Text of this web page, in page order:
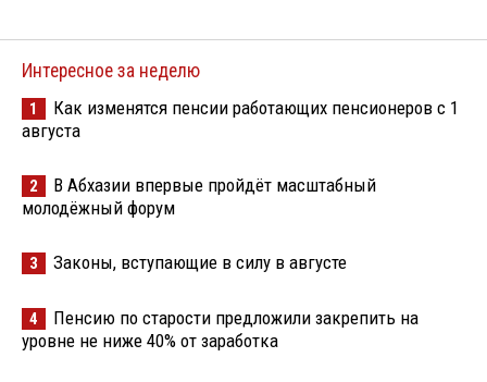
Интересное за неделю
1
Как изменятся пенсии работающих пенсионеров с 1
августа
2
В Абхазии впервые пройдёт масштабный
молодёжный форум
3 Законы, вступающие в силу в августе
4
Пенсию по старости предложили закрепить на
уровне не ниже 40% от заработка